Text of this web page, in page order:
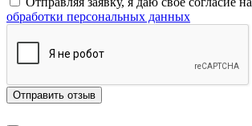
обработки персональных данных
Отправить отзыв